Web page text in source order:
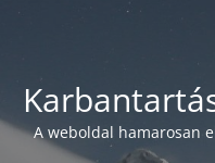
A weboldal hamarosan